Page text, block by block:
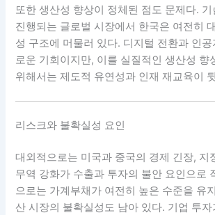
또한 생산성 향상이 정체된 점도 문제다.
진행되는 글로벌 시장에서 한국은 여전히
성 구조에 머물러 있다. 디지털 전환과 인
로운 기회이지만, 이를 실질적인 생산성 향
위해서는 제도적 유연성과 인재 재교육이
리스크와 불확실성 요인
대외적으로는 미국과 중국의 경제 긴장, 지
무역 강화가 수출과 투자의 불안 요인으로
으로는 가계부채가 여전히 높은 수준을 유
산 시장의 불확실성도 남아 있다. 기업 투